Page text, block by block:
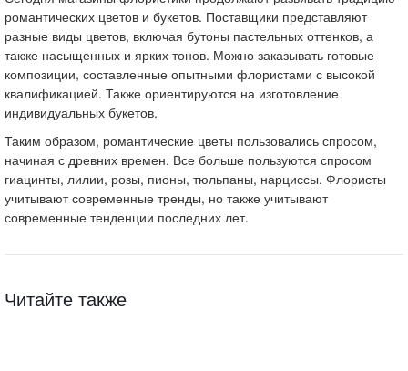
романтических цветов и букетов. Поставщики представляют
разные виды цветов, включая бутоны пастельных оттенков, а
также насыщенных и ярких тонов. Можно заказывать готовые
композиции, составленные опытными флористами с высокой
квалификацией. Также ориентируются на изготовление
индивидуальных букетов.
Таким образом, романтические цветы пользовались спросом,
начиная с древних времен. Все больше пользуются спросом
гиацинты, лилии, розы, пионы, тюльпаны, нарциссы. Флористы
учитывают современные тренды, но также учитывают
современные тенденции последних лет.
Читайте также